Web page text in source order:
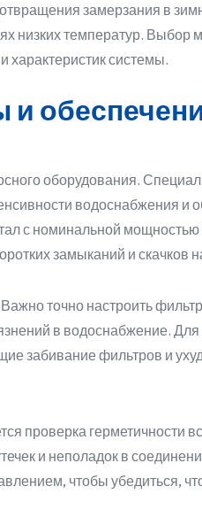
замерзания в
низких температур. Выбор
характеристик системы.
и
оборудования.
водоснабжения и
с номинальной мощностью
замыканий и скачков
точно настроить
в водоснабжение. Для
забивание фильтров и
проверка герметичности
и неполадок в
чтобы убедиться,